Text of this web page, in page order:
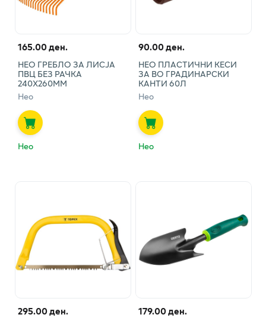
165.00 ден.
НЕО ГРЕБЛО ЗА ЛИСЈА
ПВЦ БЕЗ РАЧКА
240Х260ММ
Нео
Нео
90.00 ден.
НЕО ПЛАСТИЧНИ КЕСИ
ЗА ВО ГРАДИНАРСКИ
КАНТИ 60Л
Нео
Нео
295.00 ден. 179.00 ден.